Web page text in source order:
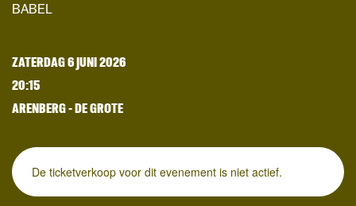
BABEL
ZATERDAG 6 JUNI 2026
20:15
ARENBERG - DE GROTE
De ticketverkoop voor dit evenement is niet actief.